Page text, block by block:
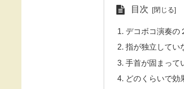
目次
デコボコ演奏の
指が独立してい
手首が固まって
どのくらいで効